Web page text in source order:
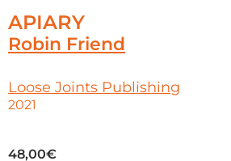
APIARY
Robin Friend
Loose Joints Publishing
2021
48,00€